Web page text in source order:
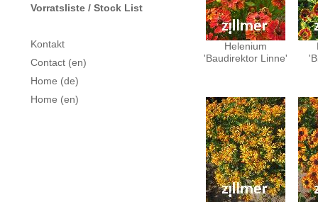
Vorratsliste / Stock List
Kontakt
Contact (en)
Home (de)
Home (en)
Helenium
'Baudirektor Linne'